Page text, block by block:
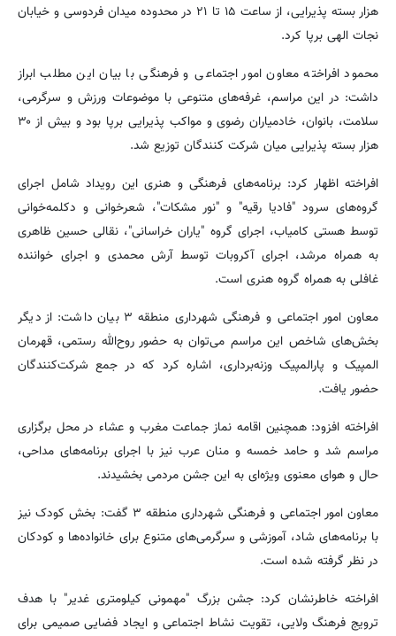
هزار بسته پذیرایی، از ساعت ۱۵ تا ۲۱ در محدوده میدان فردوسی و خیابان
نجات‌ الهی برپا کرد.
محمود افراخته معاون امور اجتماعی و فرهنگی با بیان این مطلب ابراز
داشت: در این مراسم، غرفه‌های متنوعی با موضوعات ورزش و سرگرمی،
سلامت، بانوان، خادمیاران رضوی و مواکب پذیرایی برپا بود و بیش از ۳۰
هزار بسته پذیرایی میان شرکت‌ کنندگان توزیع شد.
افراخته اظهار کرد: برنامه‌های فرهنگی و هنری این رویداد شامل اجرای
گروه‌های سرود "فادیا رقیه" و "نور مشکات"، شعرخوانی و دکلمه‌خوانی
توسط هستی کامیاب، اجرای گروه "یاران خراسانی"، نقالی حسین ظاهری
به همراه مرشد، اجرای آکروبات توسط آرش محمدی و اجرای خواننده
غافلی به همراه گروه هنری است.
معاون امور اجتماعی و فرهنگی شهرداری منطقه ۳ بیان داشت: از دیگر
بخش‌های شاخص این مراسم می‌توان به حضور روح‌الله رستمی، قهرمان
المپیک و پارالمپیک وزنه‌برداری، اشاره کرد که در جمع شرکت‌کنندگان
حضور یافت.
افراخته افزود: همچنین اقامه نماز جماعت مغرب و عشاء در محل برگزاری
مراسم شد و حامد خمسه و منان عرب نیز با اجرای برنامه‌های مداحی،
حال و هوای معنوی ویژه‌ای به این جشن مردمی بخشیدند.
معاون امور اجتماعی و فرهنگی شهرداری منطقه ۳ گفت: بخش کودک نیز
با برنامه‌های شاد، آموزشی و سرگرمی‌های متنوع برای خانواده‌ها و کودکان
در نظر گرفته شده است.
افراخته خاطرنشان کرد: جشن بزرگ "مهمونی کیلومتری غدیر" با هدف
ترویج فرهنگ ولایی، تقویت نشاط اجتماعی و ایجاد فضایی صمیمی برای